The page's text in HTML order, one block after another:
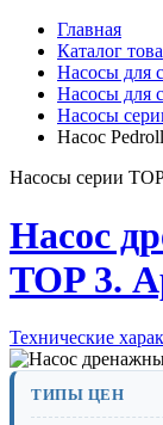
Главная
Каталог
Насосы для
Насосы для
Насосы
Насос
Насосы серии
Насос
TOP 3.
Технические
ТИПЫ ЦЕН